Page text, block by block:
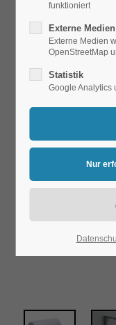
240cm Lieferung
funktioniert
Externe Medien
Externe Medien
OpenStreetMap
Statistik
Google Analytics